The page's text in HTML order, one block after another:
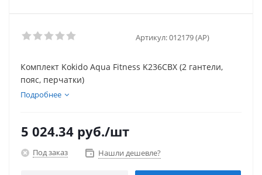
Артикул:012179 (AP)
Комплект Kokido Aqua Fitness K236CBX (2 гантели,
пояс, перчатки)
Подробнее
5 024.34 руб./шт
Под заказ Нашли дешевле?